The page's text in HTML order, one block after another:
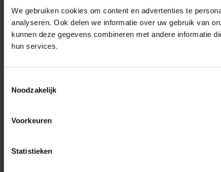
We gebruiken cookies om content en advertenties te
analyseren. Ook delen we informatie over uw gebruik van
kunnen deze gegevens combineren met andere informatie
hun services.
Noodzakelijk
Voorkeuren
Statistieken